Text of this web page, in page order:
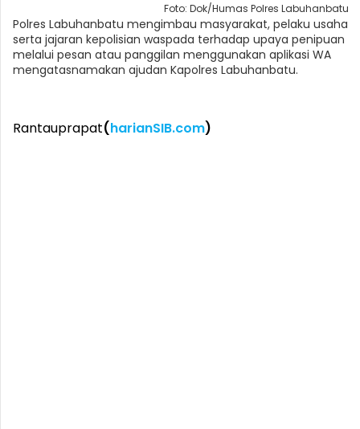
Foto: Dok/Humas Polres Labuhanbatu
Polres Labuhanbatu mengimbau masyarakat, pelaku usaha
serta jajaran kepolisian waspada terhadap upaya penipuan
melalui pesan atau panggilan menggunakan aplikasi WA
mengatasnamakan ajudan Kapolres Labuhanbatu.
Rantauprapat(harianSIB.com)